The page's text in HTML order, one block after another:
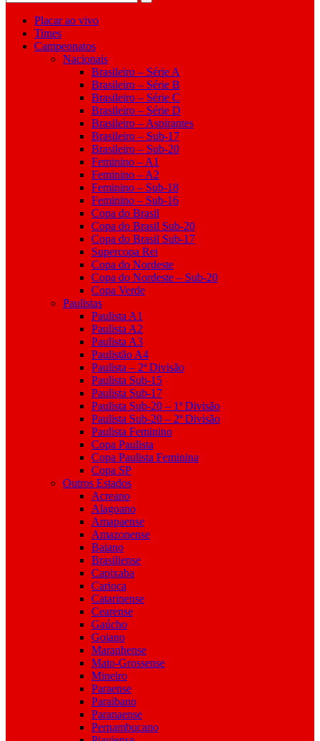
Placar ao vivo
Times
Campeonatos
Nacionais
Brasileiro – Série A
Brasileiro – Série B
Brasileiro – Série C
Brasileiro – Série D
Brasileiro – Aspirantes
Brasileiro – Sub-17
Brasileiro – Sub-20
Feminino – A1
Feminino – A2
Feminino – Sub-18
Feminino – Sub-16
Copa do Brasil
Copa do Brasil Sub-20
Copa do Brasil Sub-17
Supercopa Rei
Copa do Nordeste
Copa do Nordeste – Sub-20
Copa Verde
Paulistas
Paulista A1
Paulista A2
Paulista A3
Paulistão A4
Paulista – 2ª Divisão
Paulista Sub-15
Paulista Sub-17
Paulista Sub-20 – 1ª Divisão
Paulista Sub-20 – 2ª Divisão
Paulista Feminino
Copa Paulista
Copa Paulista Feminina
Copa SP
Outros Estados
Acreano
Alagoano
Amapaense
Amazonense
Baiano
Brasiliense
Capixaba
Carioca
Catarinense
Cearense
Gaúcho
Goiano
Maranhense
Mato-Grossense
Mineiro
Paraense
Paraibano
Paranaense
Pernambucano